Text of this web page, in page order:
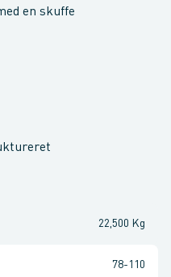
en skuffe
22,500 Kg
78-110